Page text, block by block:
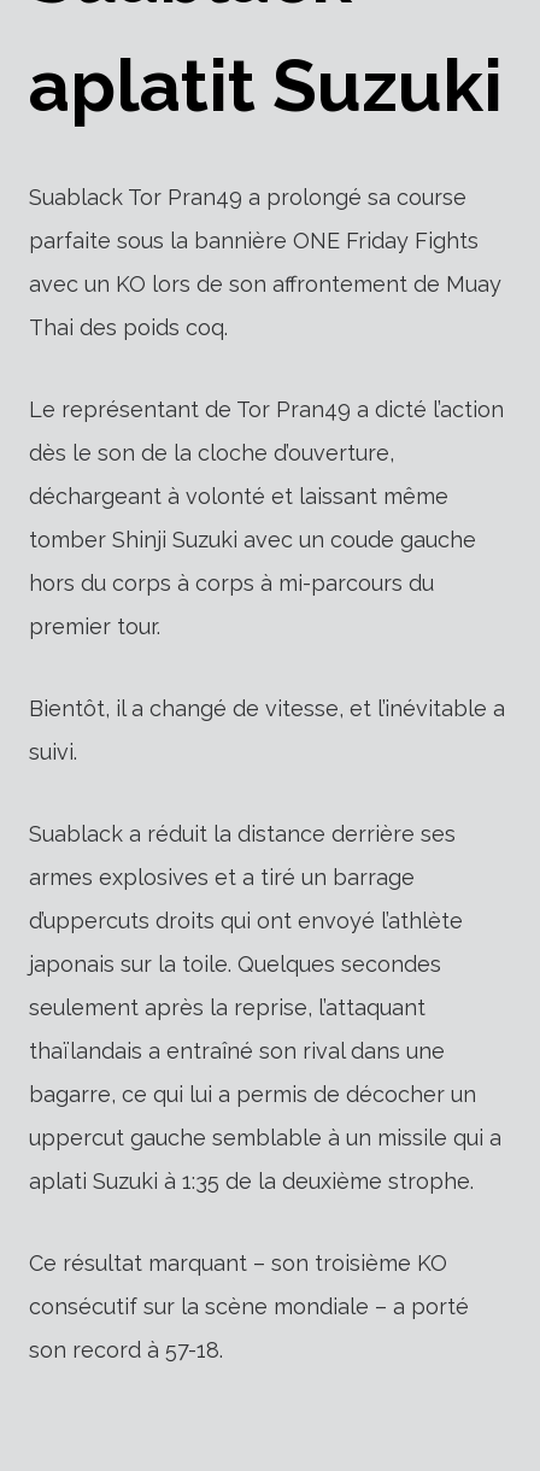
aplatit Suzuki
Suablack Tor Pran49 a prolongé sa course
parfaite sous la bannière ONE Friday Fights
avec un KO lors de son affrontement de Muay
Thai des poids coq.
Le représentant de Tor Pran49 a dicté l’action
dès le son de la cloche d’ouverture,
déchargeant à volonté et laissant même
tomber Shinji Suzuki avec un coude gauche
hors du corps à corps à mi-parcours du
premier tour.
Bientôt, il a changé de vitesse, et l’inévitable a
suivi.
Suablack a réduit la distance derrière ses
armes explosives et a tiré un barrage
d’uppercuts droits qui ont envoyé l’athlète
japonais sur la toile. Quelques secondes
seulement après la reprise, l’attaquant
thaïlandais a entraîné son rival dans une
bagarre, ce qui lui a permis de décocher un
uppercut gauche semblable à un missile qui a
aplati Suzuki à 1:35 de la deuxième strophe.
Ce résultat marquant – son troisième KO
consécutif sur la scène mondiale – a porté
son record à 57-18.